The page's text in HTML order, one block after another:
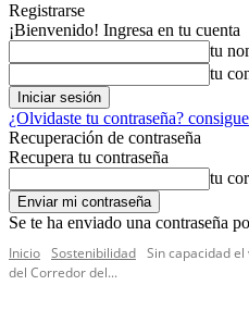
Registrarse
¡Bienvenido! Ingresa en tu cuenta
tu
tu
¿Olvidaste tu contraseña?
Recuperación de contraseña
Recupera tu contraseña
tu
Se te ha enviado una contraseña
Inicio Sostenibilidad Sin capacidad
del Corredor del...